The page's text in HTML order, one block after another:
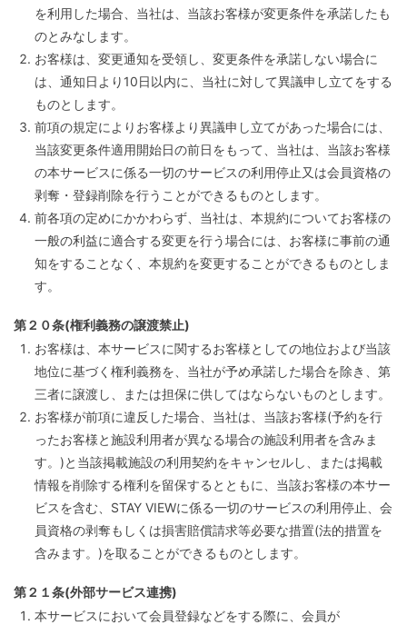
を利用した場合、当社は、当該お客様が変更条件を承諾したも
のとみなします。
お客様は、変更通知を受領し、変更条件を承諾しない場合に
は、通知日より10日以内に、当社に対して異議申し立てをする
ものとします。
前項の規定によりお客様より異議申し立てがあった場合には、
当該変更条件適用開始日の前日をもって、当社は、当該お客様
の本サービスに係る一切のサービスの利用停止又は会員資格の
剥奪・登録削除を行うことができるものとします。
前各項の定めにかかわらず、当社は、本規約についてお客様の
一般の利益に適合する変更を行う場合には、お客様に事前の通
知をすることなく、本規約を変更することができるものとしま
す。
第２０条(権利義務の譲渡禁止)
お客様は、本サービスに関するお客様としての地位および当該
地位に基づく権利義務を、当社が予め承諾した場合を除き、第
三者に譲渡し、または担保に供してはならないものとします。
お客様が前項に違反した場合、当社は、当該お客様(予約を行
ったお客様と施設利用者が異なる場合の施設利用者を含みま
す。)と当該掲載施設の利用契約をキャンセルし、または掲載
情報を削除する権利を留保するとともに、当該お客様の本サー
ビスを含む、STAY VIEWに係る一切のサービスの利用停止、会
員資格の剥奪もしくは損害賠償請求等必要な措置(法的措置を
含みます。)を取ることができるものとします。
第２１条(外部サービス連携)
本サービスにおいて会員登録などをする際に、会員が